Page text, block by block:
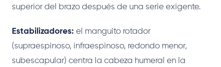
superior del brazo después de una serie exigente.
Estabilizadores: el manguito rotador
(supraespinoso, infraespinoso, redondo menor,
subescapular) centra la cabeza humeral en la